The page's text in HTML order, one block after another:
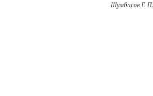
Шумбасов Г. П.